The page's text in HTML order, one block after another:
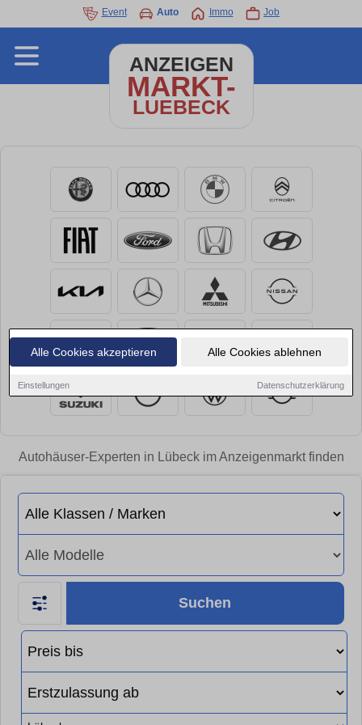
Alle Cookies akzeptieren Alle Cookies ablehnen
Einstellungen Datenschutzerklärung
Event Auto Immo Job
ANZEIGEN
MARKT-
LUEBECK
Autohäuser-Experten in Lübeck im Anzeigenmarkt finden
Suchen